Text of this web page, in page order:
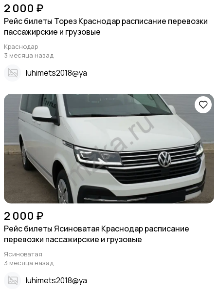
2 000 ₽
Рейс билеты Торез Краснодар расписание перевозки
пассажирские и грузовые
Краснодар
3 месяца назад
Iuhimets2018@ya
2 000 ₽
Рейс билеты Ясиноватая Краснодар расписание
перевозки пассажирские и грузовые
Ясиноватая
3 месяца назад
Iuhimets2018@ya